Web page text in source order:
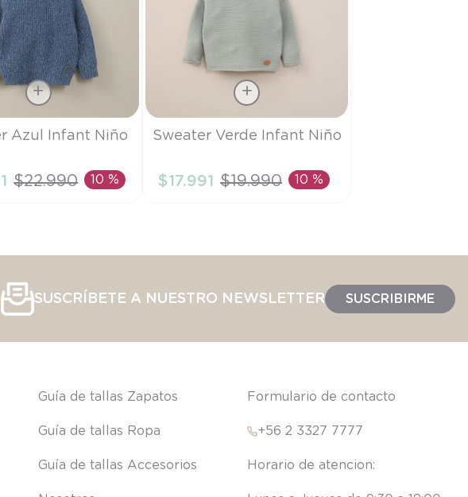
AL CARRITO
Azul Infant Niño
$22.990 10 %
Talla
AÑADIR AL CARRITO
Sweater Verde Infant Niño
$17.991 $19.990 10 %
SUSCRÍBETE A NUESTRO NEWSLETTER SUSCRIBIRME
Guía de tallas Zapatos
Guía de tallas Ropa
Guía de tallas Accesorios
Formulario de contacto
+56 2 3327 7777